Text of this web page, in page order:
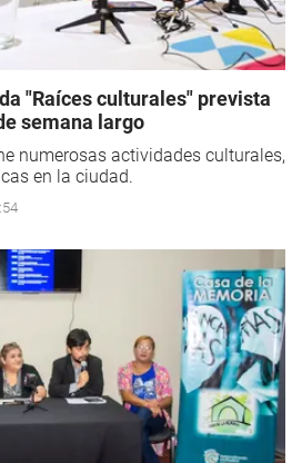
"Raíces culturales" prevista
semana largo
numerosas actividades culturales,
en la ciudad.